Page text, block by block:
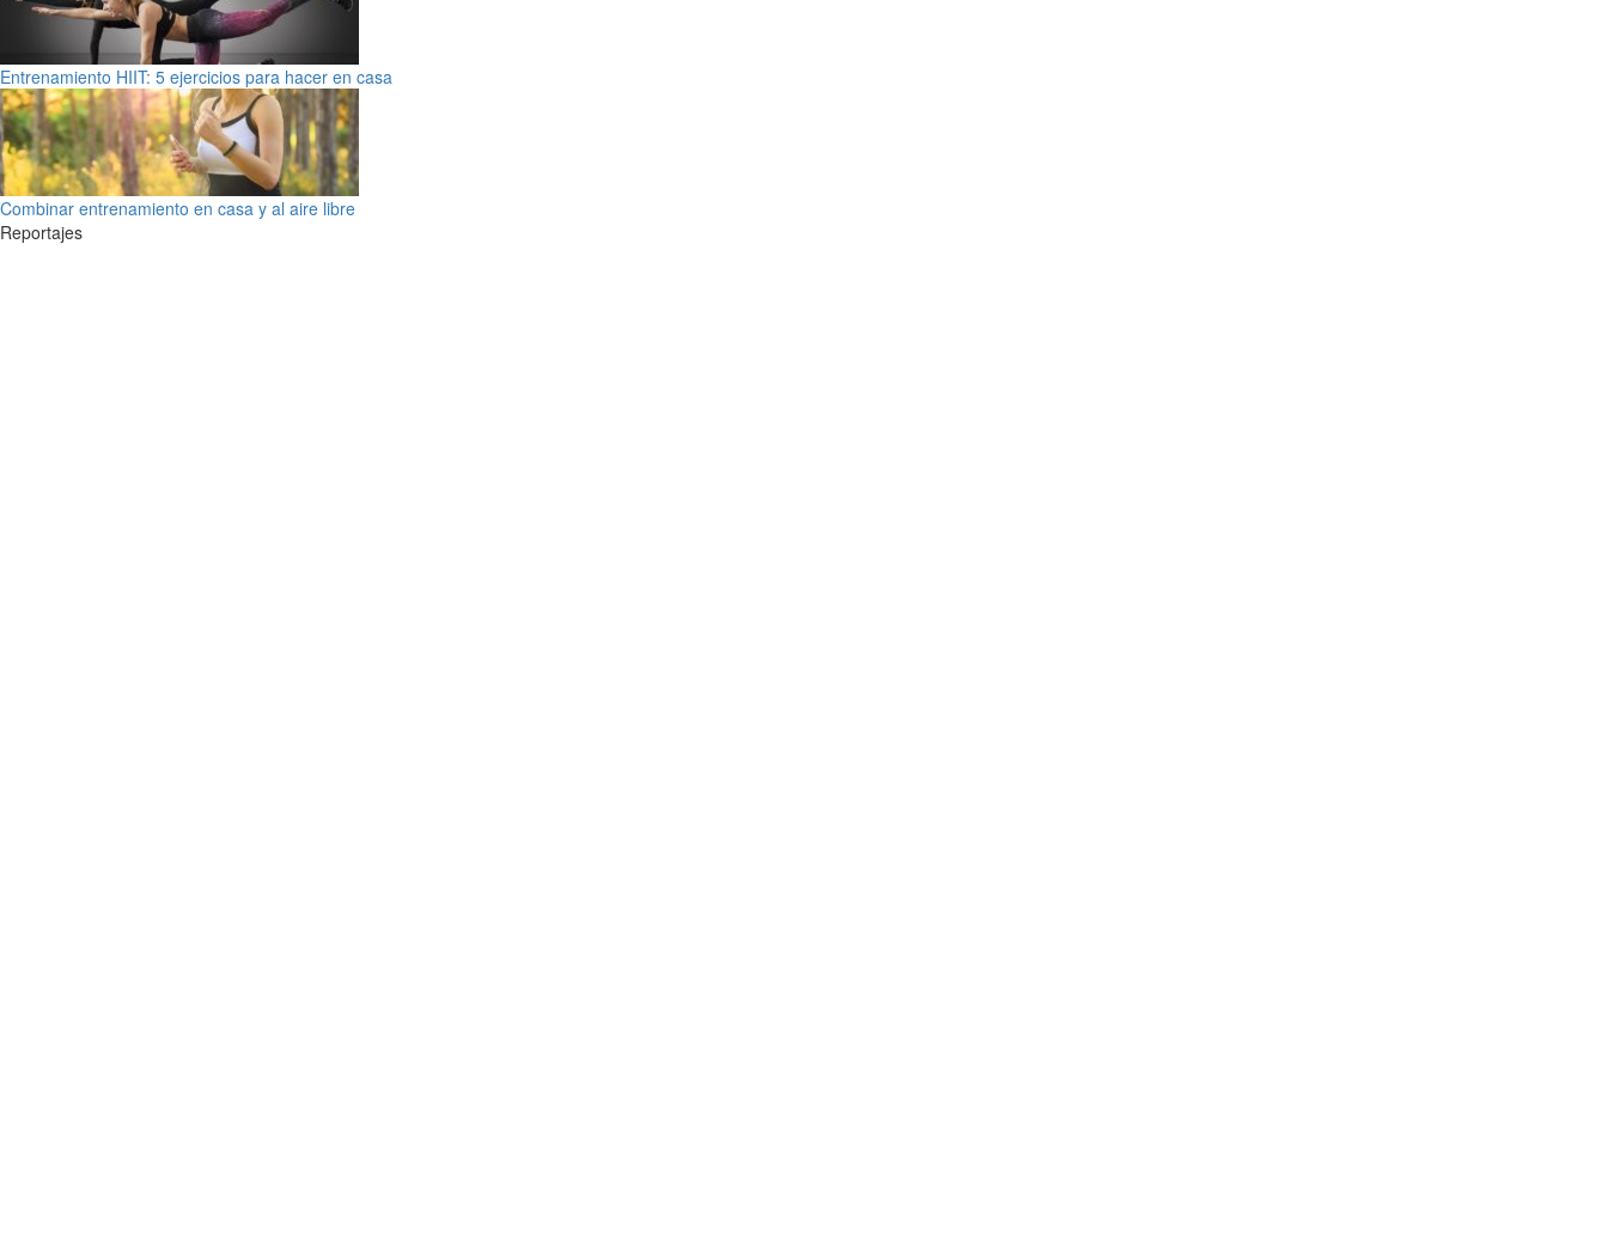
Entrenamiento HIIT: 5 ejercicios para hacer en casa
Combinar entrenamiento en casa y al aire libre
Reportajes